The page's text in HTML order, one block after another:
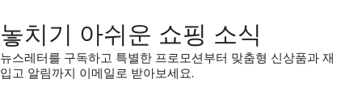
놓치기 아쉬운 쇼핑 소식
뉴스레터를 구독하고 특별한 프로모션부터 맞춤형 신상품과 재
입고 알림까지 이메일로 받아보세요.